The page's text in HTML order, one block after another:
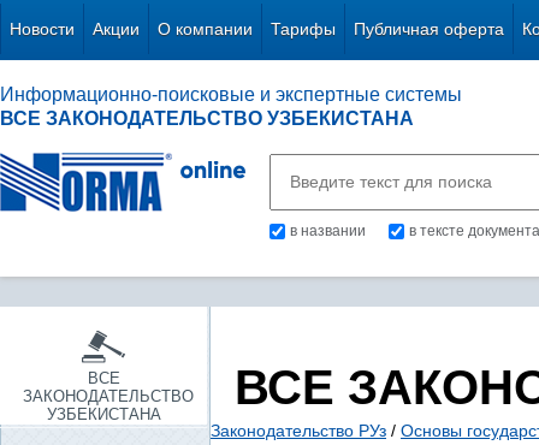
Новости Акции О компании Тарифы Публичная оферта
Информационно-поисковые и экспертные системы
ВСЕ ЗАКОНОДАТЕЛЬСТВО УЗБЕКИСТАНА
в названии в тексте документа
ВСЕ
ЗАКОНОДАТЕЛЬСТВО
УЗБЕКИСТАНА
ВСЕ
Законодательство РУз / Основы